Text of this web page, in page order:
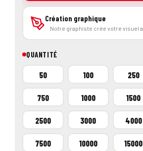
QUANTITÉ
50 100 250
750 1000 1500
2500 3000 4000
7500 10000 15000